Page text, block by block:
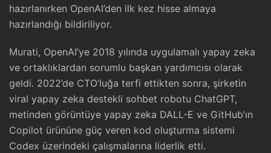
hazırlanırken OpenAI’den ilk kez hisse almaya
hazırlandığı bildiriliyor.
Murati, OpenAI’ye 2018 yılında uygulamalı yapay zeka
ve ortaklıklardan sorumlu başkan yardımcısı olarak
geldi. 2022’de CTO’luğa terfi ettikten sonra, şirketin
viral yapay zeka destekli sohbet robotu ChatGPT,
metinden görüntüye yapay zeka DALL-E ve GitHub’ın
Copilot ürününe güç veren kod oluşturma sistemi
Codex üzerindeki çalışmalarına liderlik etti.